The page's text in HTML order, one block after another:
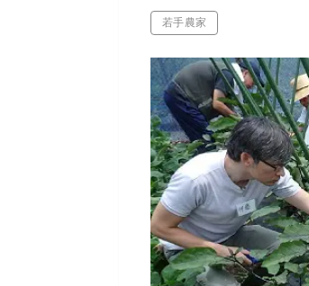
若手農家